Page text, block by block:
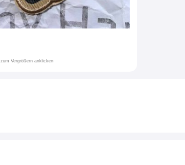
zum Vergrößern anklicken